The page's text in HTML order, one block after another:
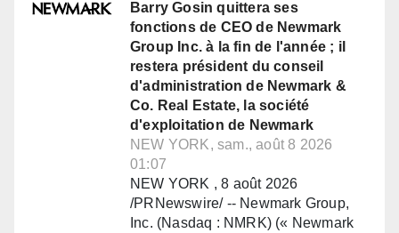
Barry Gosin quittera ses
fonctions de CEO de Newmark
Group Inc. à la fin de l'année ; il
restera président du conseil
d'administration de Newmark &
Co. Real Estate, la société
d'exploitation de Newmark
NEW YORK, sam., août 8 2026
01:07
NEW YORK , 8 août 2026
/PRNewswire/ -- Newmark Group,
Inc. (Nasdaq : NMRK) (« Newmark